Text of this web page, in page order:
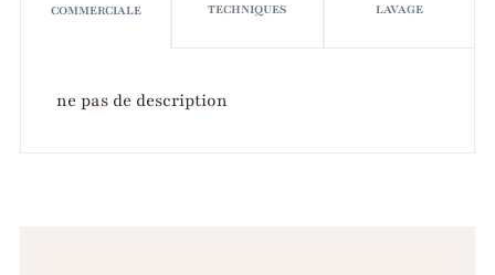
COMMERCIALE
TECHNIQUES
LAVAGE
ne pas de description